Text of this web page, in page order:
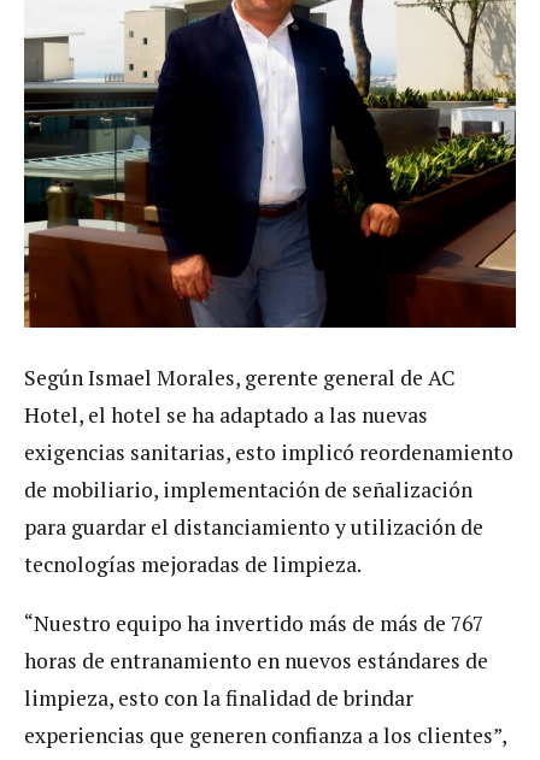
Según Ismael Morales, gerente general de AC
Hotel, el hotel se ha adaptado a las nuevas
exigencias sanitarias, esto implicó reordenamiento
de mobiliario, implementación de señalización
para guardar el distanciamiento y utilización de
tecnologías mejoradas de limpieza.
“Nuestro equipo ha invertido más de más de 767
horas de entranamiento en nuevos estándares de
limpieza, esto con la finalidad de brindar
experiencias que generen confianza a los clientes”,